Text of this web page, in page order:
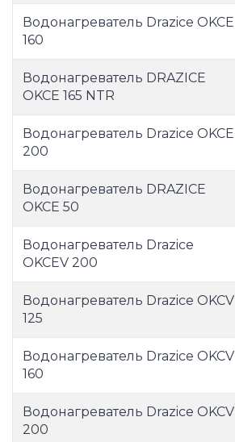
Водонагреватель Drazice OKCE
160
Водонагреватель DRAZICE
OKCE 165 NTR
Водонагреватель Drazice OKCE
200
Водонагреватель DRAZICE
OKCE 50
Водонагреватель Drazice
OKCEV 200
Водонагреватель Drazice OKCV
125
Водонагреватель Drazice OKCV
160
Водонагреватель Drazice OKCV
200